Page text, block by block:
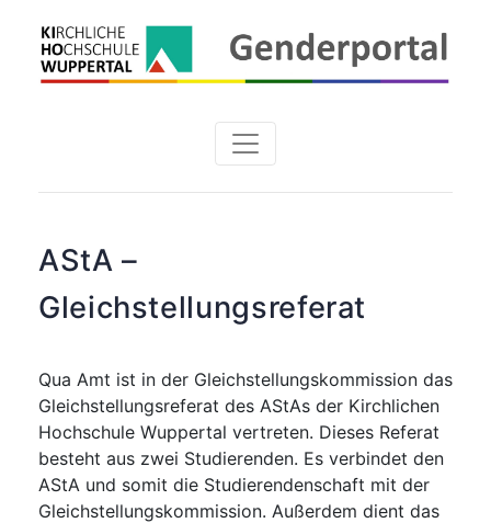
AStA –
Gleichstellungsreferat
Qua Amt ist in der Gleichstellungskommission das
Gleichstellungsreferat des AStAs der Kirchlichen
Hochschule Wuppertal vertreten. Dieses Referat
besteht aus zwei Studierenden. Es verbindet den
AStA und somit die Studierendenschaft mit der
Gleichstellungskommission. Außerdem dient das